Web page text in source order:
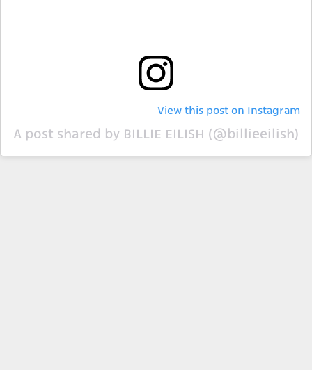
View this post on Instagram
A post shared by BILLIE EILISH (@billieeilish)